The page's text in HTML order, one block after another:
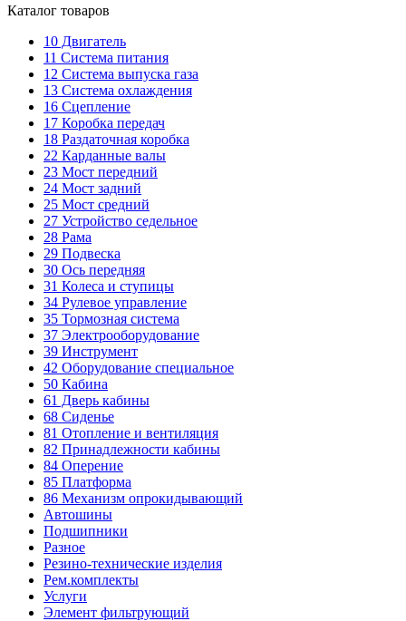
Каталог товаров
10 Двигатель
11 Система питания
12 Система выпуска газа
13 Система охлаждения
16 Сцепление
17 Коробка передач
18 Раздаточная коробка
22 Карданные валы
23 Мост передний
24 Мост задний
25 Мост средний
27 Устройство седельное
28 Рама
29 Подвеска
30 Ось передняя
31 Колеса и ступицы
34 Рулевое управление
35 Тормозная система
37 Электрооборудование
39 Инструмент
42 Оборудование специальное
50 Кабина
61 Дверь кабины
68 Сиденье
81 Отопление и вентиляция
82 Принадлежности кабины
84 Оперение
85 Платформа
86 Механизм опрокидывающий
Автошины
Подшипники
Разное
Резино-технические изделия
Рем.комплекты
Услуги
Элемент фильтрующий